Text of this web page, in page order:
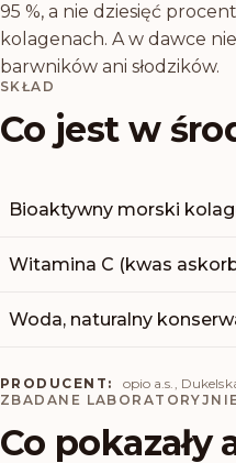
95 %, a nie dziesięć
kolagenach. A w dawce
barwników ani słodzików.
SKŁAD
Co jest w
Bioaktywny morski
Witamina C (kwas
Woda, naturalny
PRODUCENT:
opio a.s.,
ZBADANE
Co pokazały